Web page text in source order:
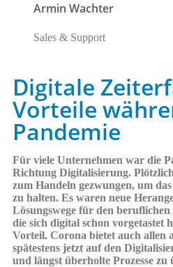
Armin Wachter
Sales & Support
Digitale
Vorteile
Pandemie
Für viele Unternehmen war die
Richtung Digitalisierung.
zum Handeln gezwungen, um
zu halten. Es waren neue
Lösungswege für den
die sich digital schon vorgetastet
Vorteil. Corona bietet auch allen
spätestens jetzt auf den
und längst überholte Prozesse zu